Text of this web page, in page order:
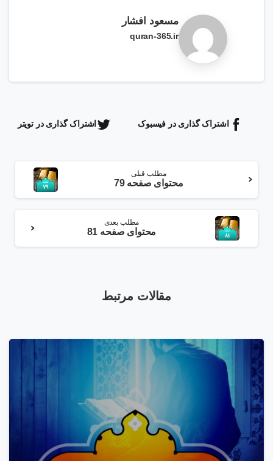
مسعود افشار
quran-365.ir
اشتراک گذاری در فیسبوک اشتراک گذاری در تویتر
مطلب
مطلب قبلی
محتوای صفحه 79
مطلب بعدی
محتوای صفحه 81
مقالات مرتبط